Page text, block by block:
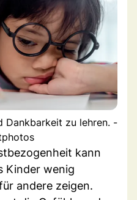
Dankbarkeit zu lehren. -
kann
Kinder wenig
andere zeigen.